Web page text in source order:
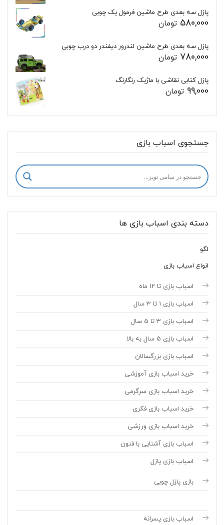
پازل سه بعدی طرح ماشین فرمول یک چوبی
580,000 تومان
پازل سه بعدی طرح ماشین لندرور دیفندر دو درب چوبی
780,000 تومان
پازل کتابی نقاشی با ماژیک رنگارنگ
99,000 تومان
جستجوی اسباب بازی
دسته بندی اسباب بازی ها
لگو
انواع اسباب بازی
اسباب بازی تا 12 ماه
اسباب بازی 1 تا 3 سال
اسباب بازی 3 تا 5 سال
اسباب بازی 5 سال به بالا
اسباب بازی بزرگسالان
خرید اسباب بازی آموزشی
خرید اسباب بازی سرگرمی
خرید اسباب بازی فکری
خرید اسباب بازی ورزشی
اسباب بازی آشنایی با فنون
اسباب بازی پازل
بازی پازل چوبی
اسباب بازی پسرانه